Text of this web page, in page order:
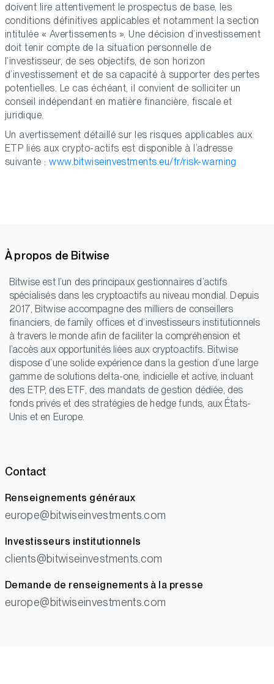
doivent lire attentivement le prospectus de base, les
conditions définitives applicables et notamment la section
intitulée « Avertissements ». Une décision d’investissement
doit tenir compte de la situation personnelle de
l’investisseur, de ses objectifs, de son horizon
d’investissement et de sa capacité à supporter des pertes
potentielles. Le cas échéant, il convient de solliciter un
conseil indépendant en matière financière, fiscale et
juridique.
Un avertissement détaillé sur les risques applicables aux
ETP liés aux crypto-actifs est disponible à l’adresse
suivante :www.bitwiseinvestments.eu/fr/risk-warning
À propos de Bitwise
Bitwise est l’un des principaux gestionnaires d’actifs
spécialisés dans les cryptoactifs au niveau mondial. Depuis
2017, Bitwise accompagne des milliers de conseillers
financiers, de family offices et d’investisseurs institutionnels
à travers le monde afin de faciliter la compréhension et
l’accès aux opportunités liées aux cryptoactifs. Bitwise
dispose d’une solide expérience dans la gestion d’une large
gamme de solutions delta-one, indicielle et active, incluant
des ETP, des ETF, des mandats de gestion dédiée, des
fonds privés et des stratégies de hedge funds, aux États-
Unis et en Europe.
Contact
Renseignements généraux
europe@bitwiseinvestments.com
Investisseurs institutionnels
clients@bitwiseinvestments.com
Demande de renseignements à la presse
europe@bitwiseinvestments.com